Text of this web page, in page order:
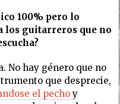
100% pero lo
los guitarreros que no
No hay género que no
que desprecie,
el pechoy